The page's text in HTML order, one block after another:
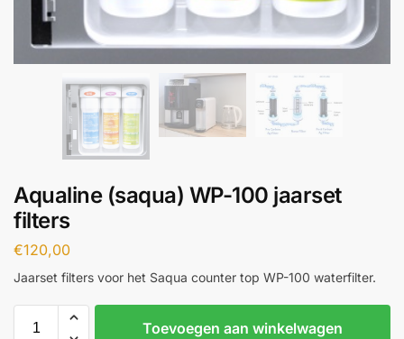
Aqualine (saqua) WP-100 jaarset
filters
€120,00
Jaarset filters voor het Saqua counter top WP-100 waterfilter.
Toevoegen aan winkelwagen